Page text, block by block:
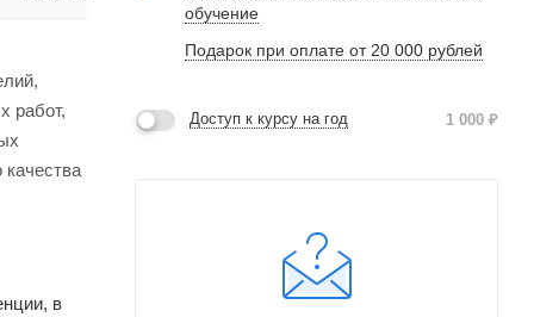
работ,
качества
в
обучение
Подарок при оплате от 20 000 рублей
Доступ к курсу на год 1 000 ₽